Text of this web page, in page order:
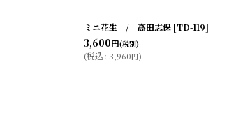
ミニ花生 / 高田志保 [TD-119]
3,600円(税別)
(税込: 3,960円)